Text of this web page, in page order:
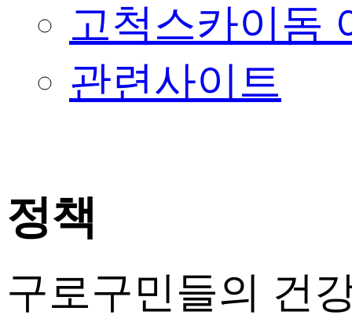
고척스카이돔
관련사이트
정책
구로구민들의 건